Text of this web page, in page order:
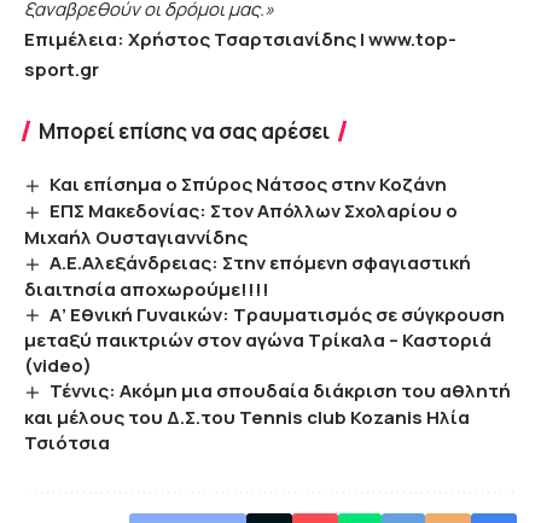
ξαναβρεθούν οι δρόμοι μας.»
Επιμέλεια: Χρήστος Τσαρτσιανίδης |www.top-
sport.gr
Μπορεί επίσης να σας αρέσει
Και επίσημα ο Σπύρος Νάτσος στην Κοζάνη
EΠΣ Μακεδονίας: Στον Απόλλων Σχολαρίου ο
Μιχαήλ Ουσταγιαννίδης
Α.Ε.Αλεξάνδρειας: Στην επόμενη σφαγιαστική
διαιτησία αποχωρούμε!!!!
Α’ Εθνική Γυναικών: Τραυματισμός σε σύγκρουση
μεταξύ παικτριών στον αγώνα Τρίκαλα – Καστοριά
(video)
Τέννις: Ακόμη μια σπουδαία διάκριση του αθλητή
και μέλους του Δ.Σ.του Tennis club Kozanis Ηλία
Τσιότσια